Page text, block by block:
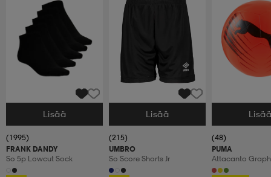
Valitse Koko
Lisää
(1995)
FRANK DANDY
So 5p Lowcut Sock
Valitse Koko
Lisää
(215)
UMBRO
So Score Shorts Jr
Valitse Koko
(48)
PUMA
Attacanto